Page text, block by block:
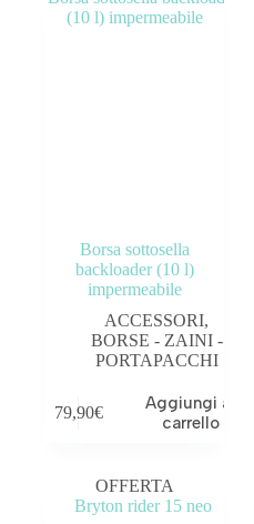
Borsa sottosella
backloader (10 l)
impermeabile
ACCESSORI,
BORSE - ZAINI -
PORTAPACCHI
79,90€
Aggiungi al
carrello
OFFERTA